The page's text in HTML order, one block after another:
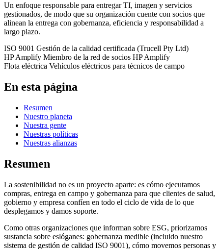
Un enfoque responsable para entregar TI, imagen y servicios
gestionados, de modo que su organización cuente con socios que
alinean la entrega con gobernanza, eficiencia y responsabilidad a
largo plazo.
ISO 9001 Gestión de la calidad certificada (Trucell Pty Ltd)
HP Amplify Miembro de la red de socios HP Amplify
Flota eléctrica Vehículos eléctricos para técnicos de campo
En esta página
Resumen
Nuestro planeta
Nuestra gente
Nuestras políticas
Nuestras alianzas
Resumen
La sostenibilidad no es un proyecto aparte: es cómo ejecutamos
compras, entrega en campo y gobernanza para que clientes de salud,
gobierno y empresa confíen en todo el ciclo de vida de lo que
desplegamos y damos soporte.
Como otras organizaciones que informan sobre ESG, priorizamos
sustancia sobre eslóganes: gobernanza medible (incluido nuestro
sistema de gestión de calidad ISO 9001), cómo movemos personas y